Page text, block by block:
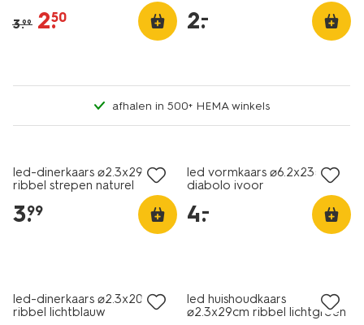
3.99 2.
50 2.
–
afhalen in 500+ HEMA winkels
led-dinerkaars ⌀2.3x29cm
ribbel strepen naturel
3.
99
led vormkaars ⌀6.2x23cm
diabolo ivoor
4.
–
led-dinerkaars ⌀2.3x20cm
ribbel lichtblauw
led huishoudkaars
⌀2.3x29cm ribbel lichtgroen